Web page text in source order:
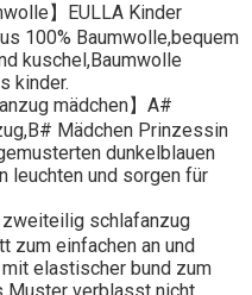
】EULLA Kinder
100% Baumwolle,bequem
kuschel,Baumwolle
kinder.
mädchen】A#
Mädchen Prinzessin
dunkelblauen
leuchten und sorgen für
zweiteilig schlafanzug
zum einfachen an und
elastischer bund zum